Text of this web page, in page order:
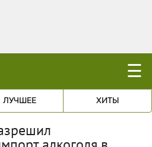
☰
ЛУЧШЕЕ ХИТЫ